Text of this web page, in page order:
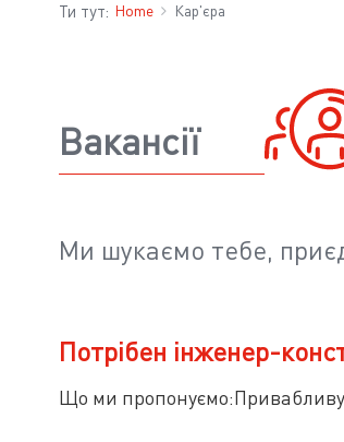
Ти тут: Home Кар'єра
Вакансії
Ми шукаємо тебе,
Потрібен інженер-
Що ми пропонуємо:Привабливу